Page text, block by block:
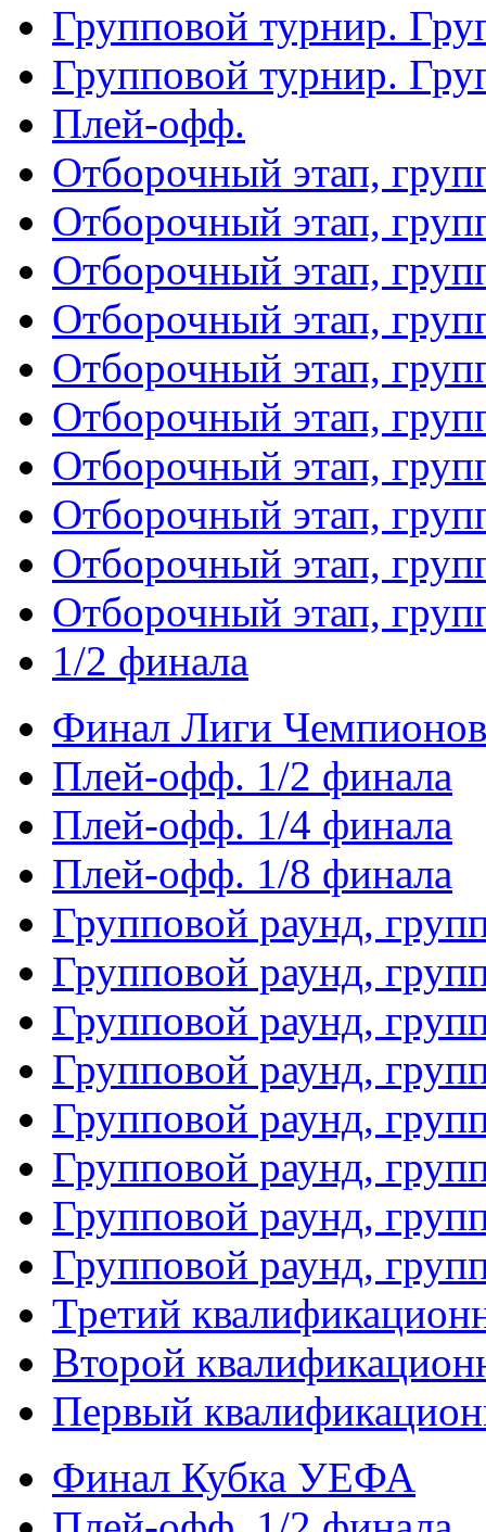
Групповой турнир.
Групповой турнир.
Плей-офф.
Отборочный этап,
Отборочный этап,
Отборочный этап,
Отборочный этап,
Отборочный этап,
Отборочный этап,
Отборочный этап,
Отборочный этап,
Отборочный этап,
Отборочный этап,
1/2 финала
Финал Лиги Чемпионов
Плей-офф. 1/2 финала
Плей-офф. 1/4 финала
Плей-офф. 1/8 финала
Групповой раунд,
Групповой раунд,
Групповой раунд,
Групповой раунд,
Групповой раунд,
Групповой раунд,
Групповой раунд,
Групповой раунд,
Третий
Второй
Первый
Финал Кубка УЕФА